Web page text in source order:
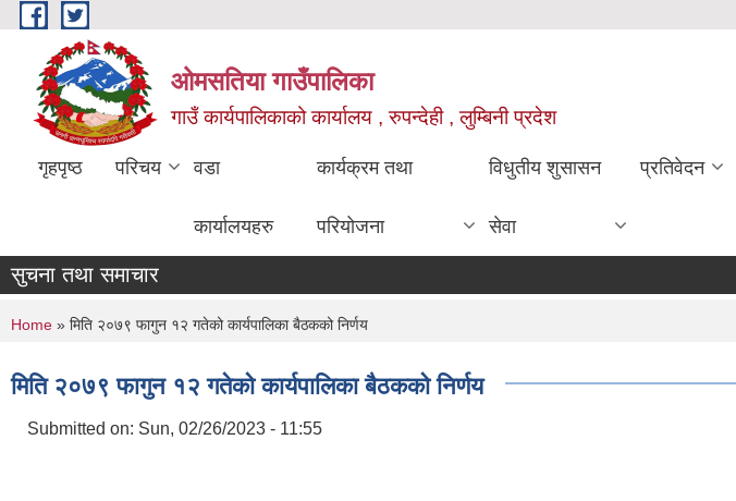
Skip to main content
ओमसतिया गाउँपालिका
गाउँ कार्यपालिकाको कार्यालय , रुपन्देही , लुम्बिनी प्रदेश
गृहपृष्ठ परिचय वडा
कार्यालयहरु
कार्यक्रम तथा
परियोजना
विधुतीय शुसासन
सेवा
प्रतिवेदन
सुचना तथा समाचार
You are here
Home » मिति २०७९ फागुन १२ गतेको कार्यपालिका बैठकको निर्णय
मिति २०७९ फागुन १२ गतेको कार्यपालिका बैठकको निर्णय
Submitted on: Sun, 02/26/2023 - 11:55